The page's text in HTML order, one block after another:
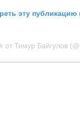
эту публикацию
от Тимур Байгулов